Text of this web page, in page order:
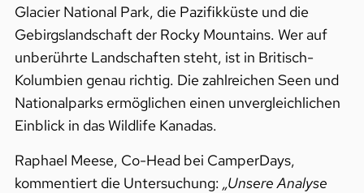
Glacier National Park, die Pazifikküste und die
Gebirgslandschaft der Rocky Mountains. Wer auf
unberührte Landschaften steht, ist in Britisch-
Kolumbien genau richtig. Die zahlreichen Seen und
Nationalparks ermöglichen einen unvergleichlichen
Einblick in das Wildlife Kanadas.
Raphael Meese, Co-Head bei CamperDays,
kommentiert die Untersuchung: „Unsere Analyse